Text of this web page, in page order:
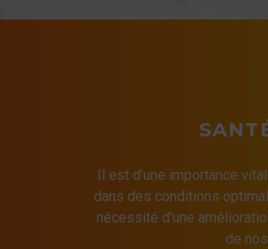
Il est d’une importance
dans des conditions
nécessité d’une
de